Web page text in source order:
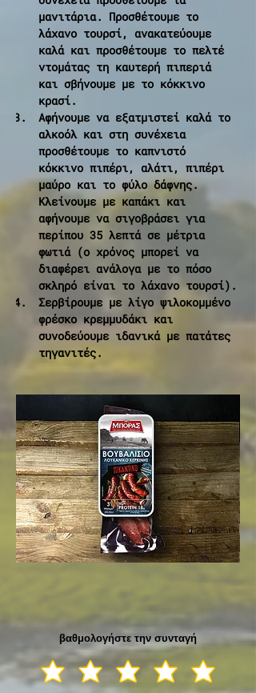
μανιτάρια. Προσθέτουμε το
λάχανο τουρσί, ανακατεύουμε
καλά και προσθέτουμε το πελτέ
ντομάτας τη καυτερή πιπεριά
και σβήνουμε με το κόκκινο
κρασί.
Αφήνουμε να εξατμιστεί καλά το
αλκοόλ και στη συνέχεια
προσθέτουμε το καπνιστό
κόκκινο πιπέρι, αλάτι, πιπέρι
μαύρο και το φύλο δάφνης.
Κλείνουμε με καπάκι και
αφήνουμε να σιγοβράσει για
περίπου 35 λεπτά σε μέτρια
φωτιά (ο χρόνος μπορεί να
διαφέρει ανάλογα με το πόσο
σκληρό είναι το λάχανο τουρσί).
Σερβίρουμε με λίγο ψιλοκομμένο
φρέσκο κρεμμυδάκι και
συνοδεύουμε ιδανικά με πατάτες
τηγανιτές.
βαθμολογήστε την συνταγή